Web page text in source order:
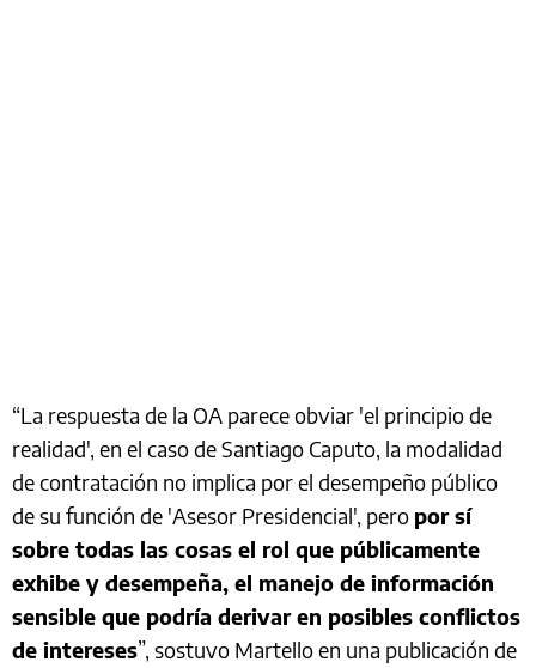
“La respuesta de la OA parece obviar 'el principio de
realidad', en el caso de Santiago Caputo, la modalidad
de contratación no implica por el desempeño público
de su función de 'Asesor Presidencial', pero por sí
sobre todas las cosas el rol que públicamente
exhibe y desempeña, el manejo de información
sensible que podría derivar en posibles conflictos
de intereses”, sostuvo Martello en una publicación de